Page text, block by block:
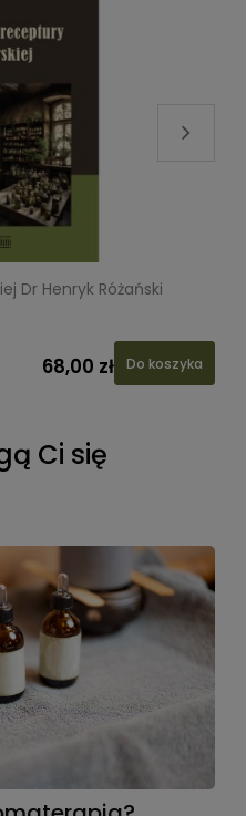
Dr Henryk Różański
68,00 zł Do koszyka
Ci się